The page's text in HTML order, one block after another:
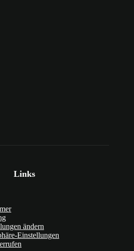
Links
ändern
Einstellungen